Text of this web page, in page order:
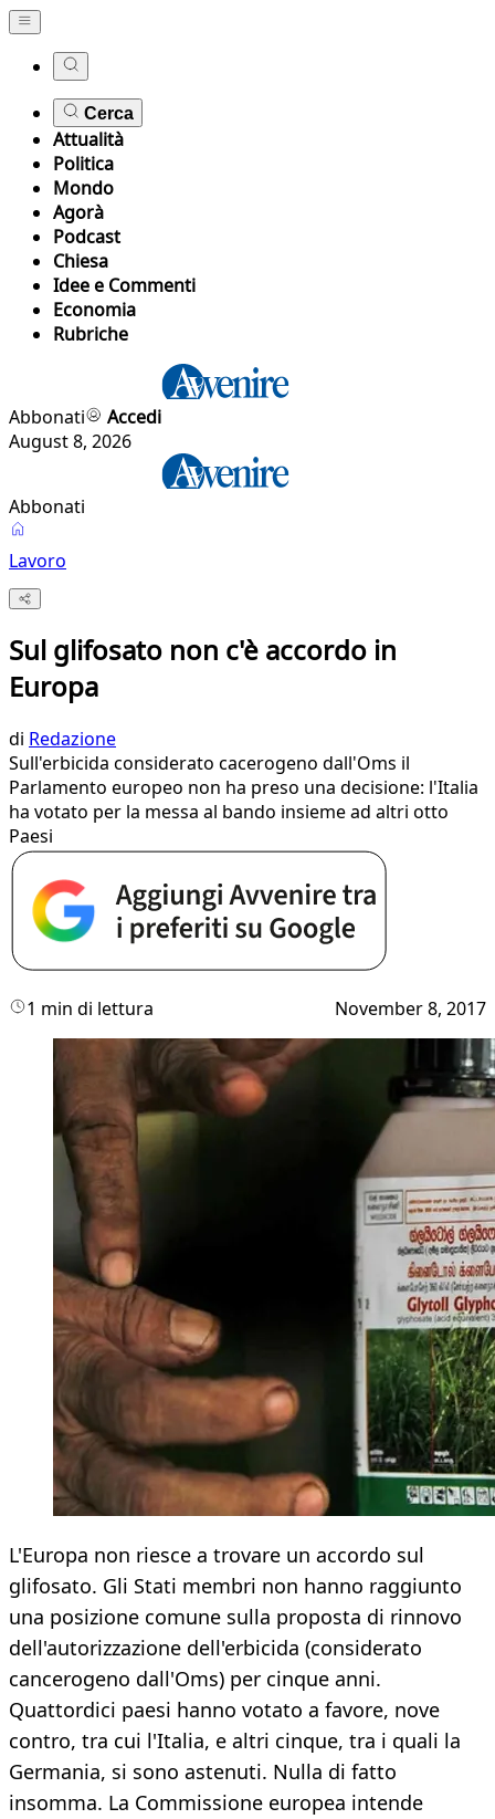
Cerca
Attualità
Politica
Mondo
Agorà
Podcast
Chiesa
Idee e Commenti
Economia
Rubriche
Abbonati
Accedi
August 8, 2026
Abbonati
Lavoro
Sul glifosato non c'è accordo in
Europa
di Redazione
Sull'erbicida considerato cacerogeno dall'Oms il
Parlamento europeo non ha preso una decisione: l'Italia
ha votato per la messa al bando insieme ad altri otto
Paesi
1 min di lettura November 8, 2017
L'Europa non riesce a trovare un accordo sul
glifosato. Gli Stati membri non hanno raggiunto
una posizione comune sulla proposta di rinnovo
dell'autorizzazione dell'erbicida (considerato
cancerogeno dall'Oms) per cinque anni.
Quattordici paesi hanno votato a favore, nove
contro, tra cui l'Italia, e altri cinque, tra i quali la
Germania, si sono astenuti. Nulla di fatto
insomma. La Commissione europea intende